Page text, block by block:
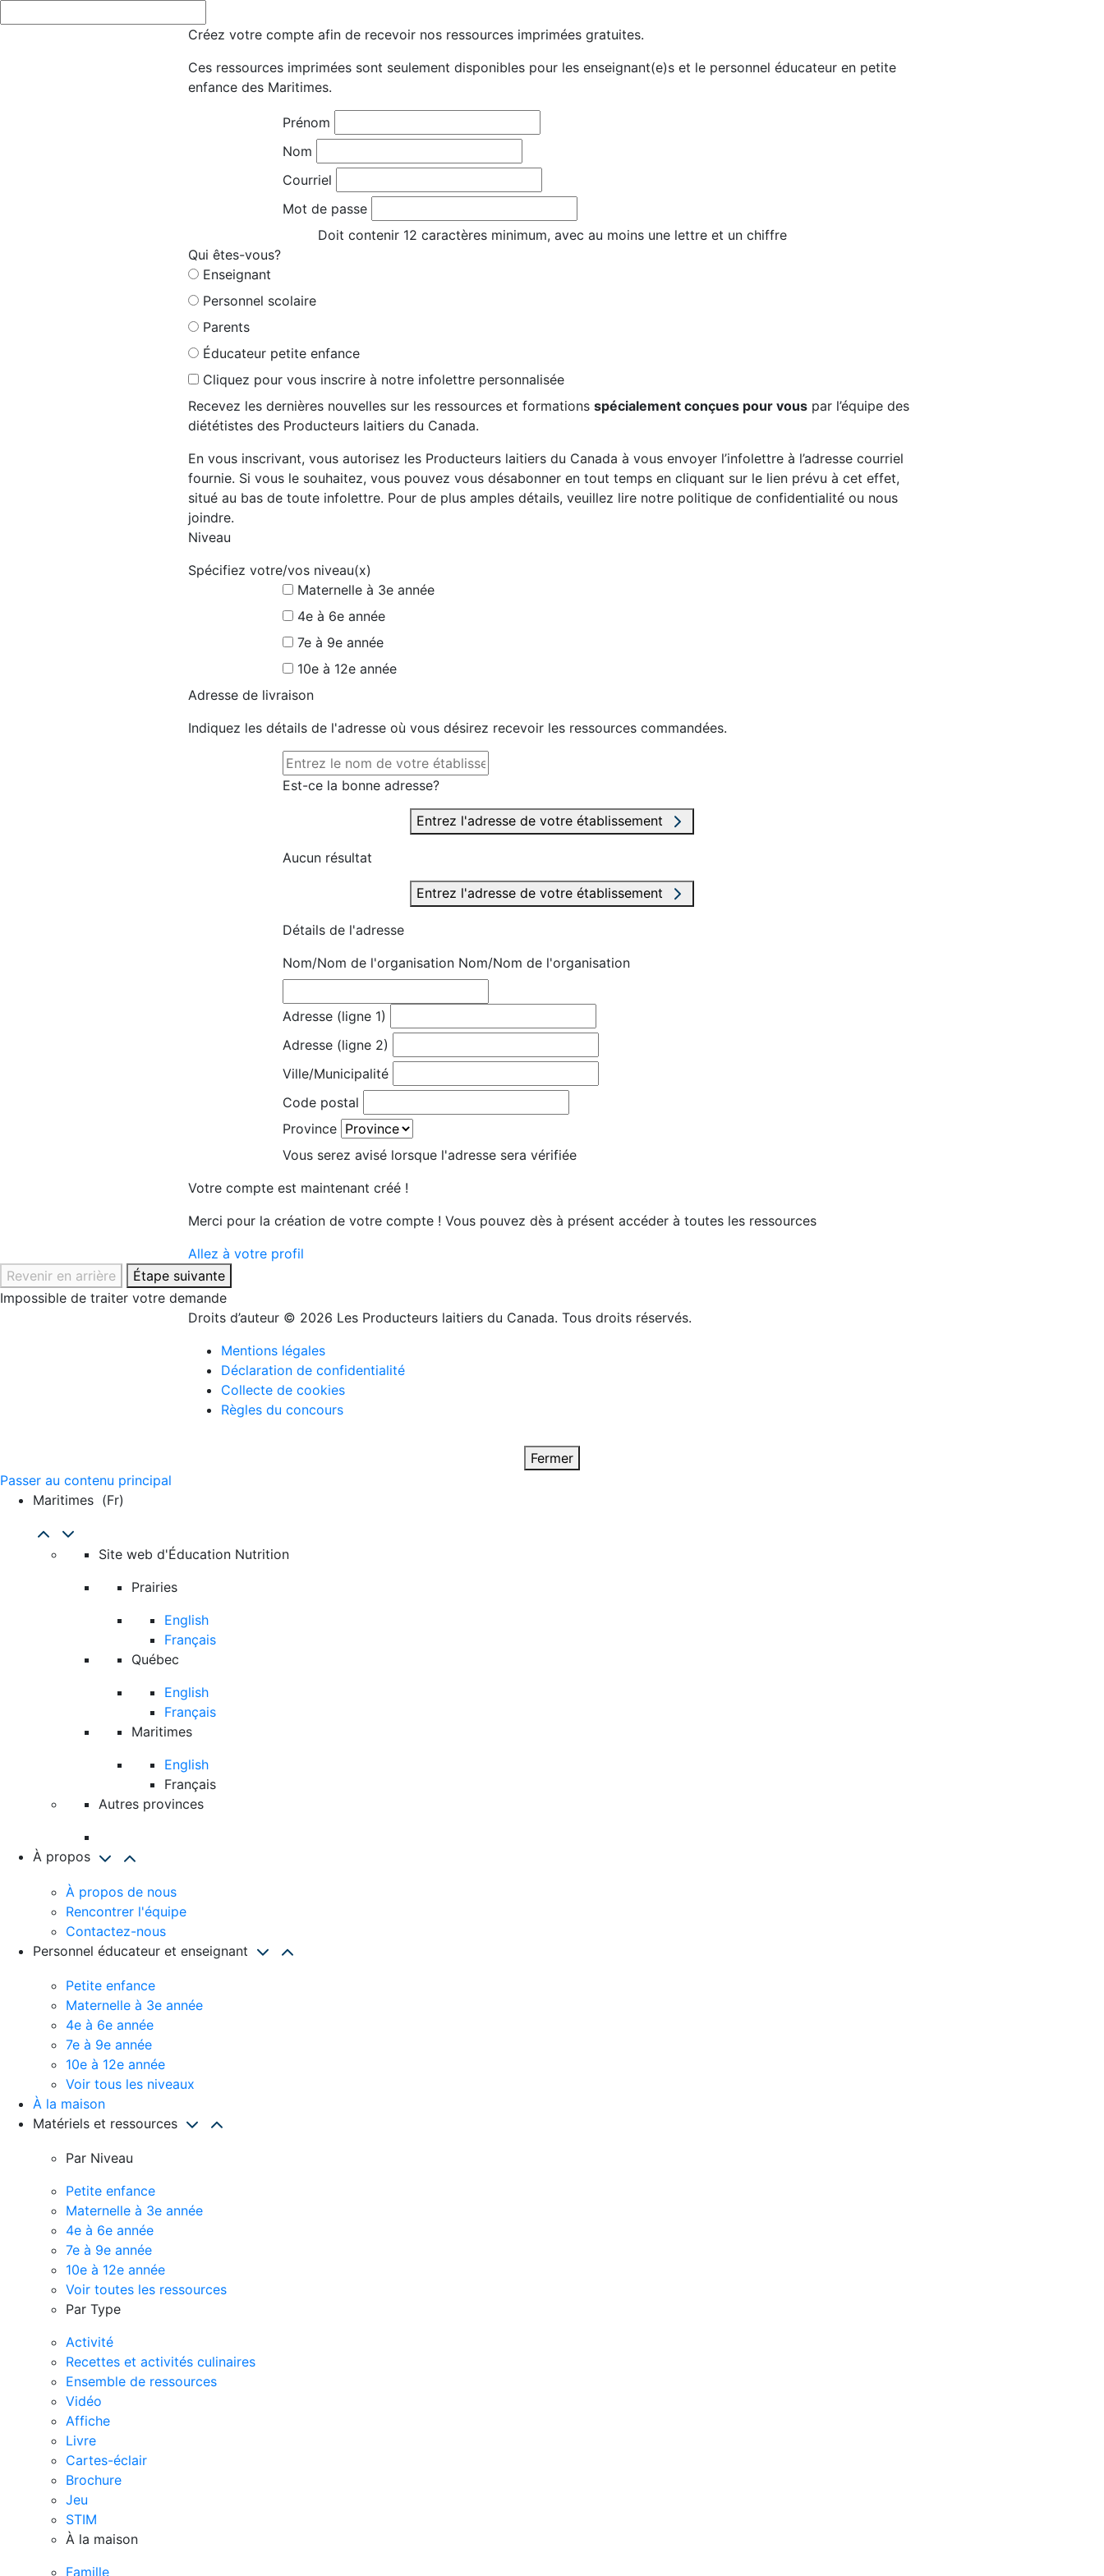
Créez votre compte afin de recevoir nos ressources imprimées gratuites.
Ces ressources imprimées sont seulement disponibles pour les enseignant(e)s et le personnel éducateur en petite
enfance des Maritimes.
Prénom
Nom
Courriel
Mot de passe
Doit contenir 12 caractères minimum, avec au moins une lettre et un chiffre
Qui êtes-vous?
Enseignant
Personnel scolaire
Parents
Éducateur petite enfance
Cliquez pour vous inscrire à notre infolettre personnalisée
Recevez les dernières nouvelles sur les ressources et formations spécialement conçues pour vous par l’équipe des
diététistes des Producteurs laitiers du Canada.
En vous inscrivant, vous autorisez les Producteurs laitiers du Canada à vous envoyer l’infolettre à l’adresse courriel
fournie. Si vous le souhaitez, vous pouvez vous désabonner en tout temps en cliquant sur le lien prévu à cet effet,
situé au bas de toute infolettre. Pour de plus amples détails, veuillez lire notre politique de confidentialité ou nous
joindre.
Niveau
Spécifiez votre/vos niveau(x)
Maternelle à 3e année
4e à 6e année
7e à 9e année
10e à 12e année
Adresse de livraison
Indiquez les détails de l'adresse où vous désirez recevoir les ressources commandées.
Est-ce la bonne adresse?
Entrez l'adresse de votre établissement
Aucun résultat
Entrez l'adresse de votre établissement
Détails de l'adresse
Nom/Nom de l'organisation Nom/Nom de l'organisation
Adresse (ligne 1)
Adresse (ligne 2)
Ville/Municipalité
Code postal
Province
Vous serez avisé lorsque l'adresse sera vérifiée
Votre compte est maintenant créé !
Merci pour la création de votre compte ! Vous pouvez dès à présent accéder à toutes les ressources
Allez à votre profil
Revenir en arrière
Étape suivante
Impossible de traiter votre demande
Droits d’auteur © 2026 Les Producteurs laitiers du Canada. Tous droits réservés.
Mentions légales
Déclaration de confidentialité
Collecte de cookies
Règles du concours
Fermer
Passer au contenu principal
Maritimes (fr)
Site web d'Éducation Nutrition
Prairies
English
Français
Québec
English
Français
Maritimes
English
Français
Autres provinces
À propos
À propos de nous
Rencontrer l'équipe
Contactez-nous
Personnel éducateur et enseignant
Petite enfance
Maternelle à 3e année
4e à 6e année
7e à 9e année
10e à 12e année
Voir tous les niveaux
À la maison
Matériels et ressources
Par Niveau
Petite enfance
Maternelle à 3e année
4e à 6e année
7e à 9e année
10e à 12e année
Voir toutes les ressources
Par Type
Activité
Recettes et activités culinaires
Ensemble de ressources
Vidéo
Affiche
Livre
Cartes-éclair
Brochure
Jeu
STIM
À la maison
Famille